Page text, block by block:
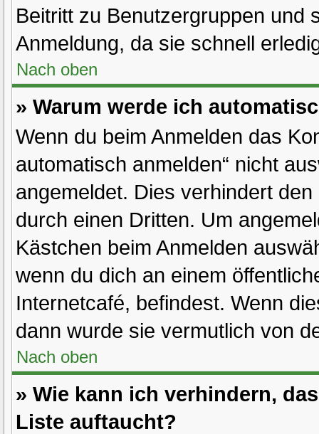
Beitritt zu Benutzergruppen und
Anmeldung, da sie schnell
Nach oben
» Warum werde ich
Wenn du beim Anmelden das
automatisch anmelden“ nicht
angemeldet. Dies verhindert
durch einen Dritten. Um
Kästchen beim Anmelden
wenn du dich an einem
Internetcafé, befindest. Wenn
dann wurde sie vermutlich von
Nach oben
» Wie kann ich verhindern,
Liste auftaucht?